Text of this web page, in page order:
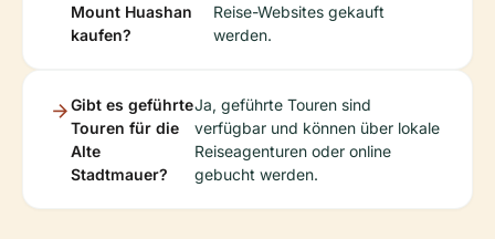
Mount Huashan
kaufen?
Reise-Websites gekauft
werden.
Gibt es geführte
Touren für die
Alte
Stadtmauer?
Ja, geführte Touren sind
verfügbar und können über lokale
Reiseagenturen oder online
gebucht werden.